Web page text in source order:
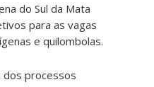
do Sul da Mata
para as vagas
e quilombolas.
dos processos